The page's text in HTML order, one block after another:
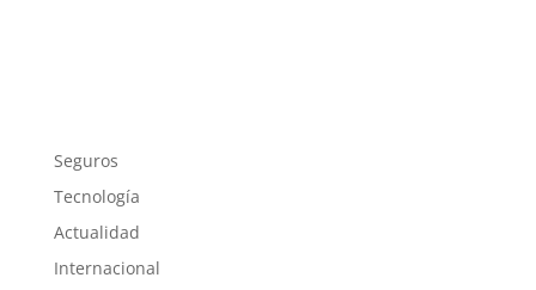
Seguros
Tecnología
Actualidad
Internacional